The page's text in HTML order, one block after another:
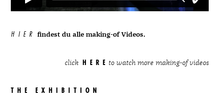
HIER findest du alle making-of Videos.
click HERE to watch more making-of videos
THE EXHIBITION